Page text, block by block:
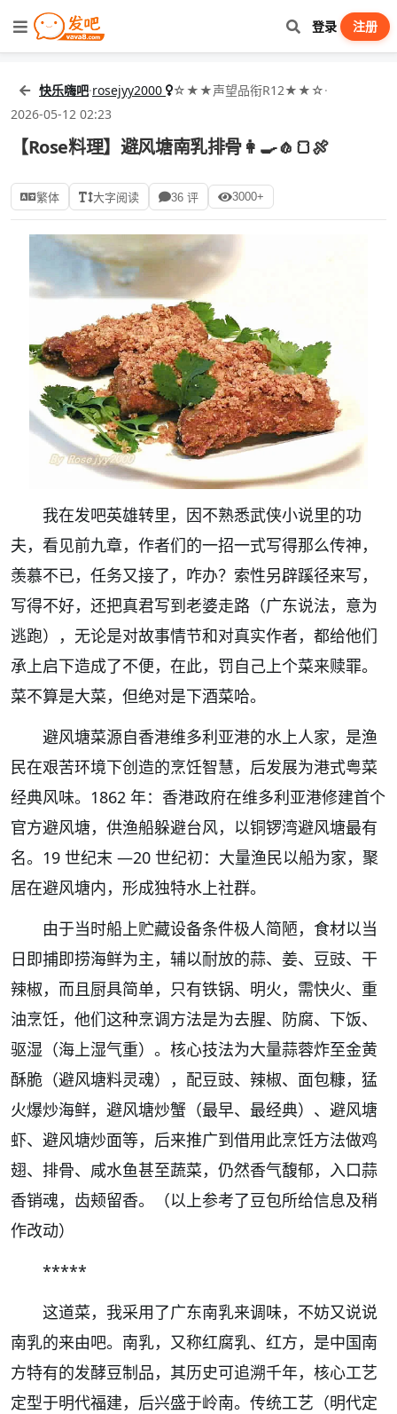
登录 注册
快乐嗨吧·rosejyy2000 ☆★★声望品衔R12★★☆·
2026-05-12 02:23
【Rose料理】避风塘南乳排骨👩‍🍳🧄🍞🍖
繁体 大字阅读 36 评 3000+
我在发吧英雄转里，因不熟悉武侠小说里的功
夫，看见前九章，作者们的一招一式写得那么传神，
羡慕不已，任务又接了，咋办？索性另辟蹊径来写，
写得不好，还把真君写到老婆走路（广东说法，意为
逃跑），无论是对故事情节和对真实作者，都给他们
承上启下造成了不便，在此，罚自己上个菜来赎罪。
菜不算是大菜，但绝对是下酒菜哈。
避风塘菜源自香港维多利亚港的水上人家，是渔
民在艰苦环境下创造的烹饪智慧，后发展为港式粤菜
经典风味。1862 年：香港政府在维多利亚港修建首个
官方避风塘，供渔船躲避台风，以铜锣湾避风塘最有
名。19 世纪末 —20 世纪初：大量渔民以船为家，聚
居在避风塘内，形成独特水上社群。
由于当时船上贮藏设备条件极人简陋，食材以当
日即捕即捞海鲜为主，辅以耐放的蒜、姜、豆豉、干
辣椒，而且厨具简单，只有铁锅、明火，需快火、重
油烹饪，他们这种烹调方法是为去腥、防腐、下饭、
驱湿（海上湿气重）。核心技法为大量蒜蓉炸至金黄
酥脆（避风塘料灵魂），配豆豉、辣椒、面包糠，猛
火爆炒海鲜，避风塘炒蟹（最早、最经典）、避风塘
虾、避风塘炒面等，后来推广到借用此烹饪方法做鸡
翅、排骨、咸水鱼甚至蔬菜，仍然香气馥郁，入口蒜
香销魂，齿颊留香。（以上参考了豆包所给信息及稍
作改动）
*****
这道菜，我采用了广东南乳来调味，不妨又说说
南乳的来由吧。南乳，又称红腐乳、红方，是中国南
方特有的发酵豆制品，其历史可追溯千年，核心工艺
定型于明代福建，后兴盛于岭南。传统工艺（明代定